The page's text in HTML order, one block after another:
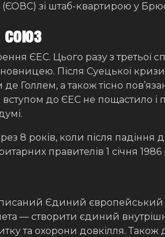
(ЄОВС) зі штаб-квартирою у
ЄЕС. Цього разу з
Після Суецької
Голлем, а також тісно
вступом до ЄЕС не пощастило
8 років, коли після
правителів 1 січня
Єдиний європейський
— створити єдиний
та охорони довкілля.